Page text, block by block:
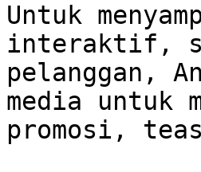
Untuk
interaktif,
pelanggan,
media untuk
promosi,